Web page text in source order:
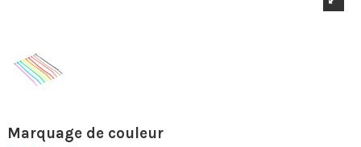
Marquage de couleur